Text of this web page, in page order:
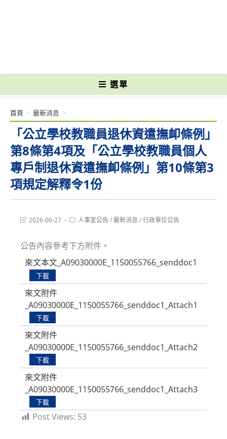
選單
「公立學校教職員退休資遣撫卹條例」
第8條第4項及「公立學校教職員個人
專戶制退休資遣撫卹條例」第10條第3
項規定解釋令1份
首頁 > 最新消息 >
Post2026-06-27
Post人事室公告/最新消息 /行政單位公告
公告內容參考下方附件。
來文本文_A09030000E_1150055766_senddoc1
下載
來文附件
_A09030000E_1150055766_senddoc1_Attach1
下載
來文附件
_A09030000E_1150055766_senddoc1_Attach2
下載
來文附件
_A09030000E_1150055766_senddoc1_Attach3
下載
Post Views: 53